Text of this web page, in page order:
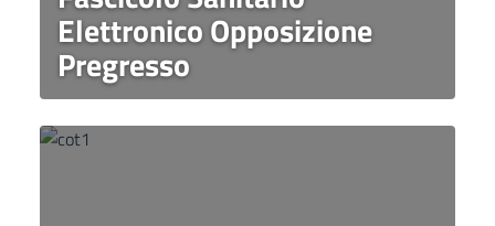
Elettronico Opposizione
Pregresso